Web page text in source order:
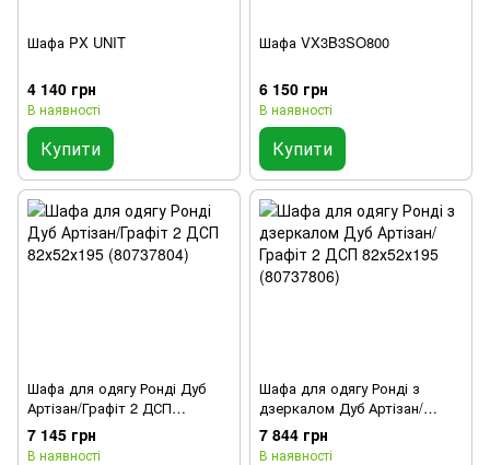
Шафа PX UNIT
4 140 грн
В наявності
Купити
Шафа VX3B3SO800
6 150 грн
В наявності
Купити
Шафа для одягу Ронді Дуб
Артізан/Графіт 2 ДСП
82х52х195 (80737804)
7 145 грн
В наявності
Шафа для одягу Ронді з
дзеркалом Дуб Артізан/
Графіт 2 ДСП 82х52х195
(80737806)
7 844 грн
В наявності